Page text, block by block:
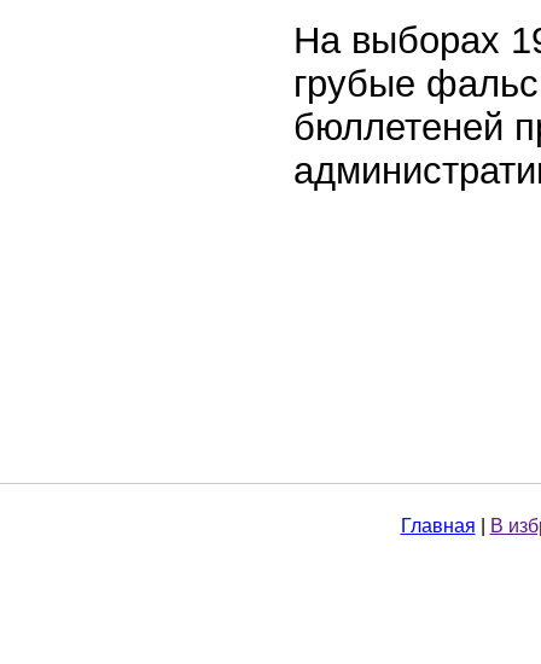
На выборах
грубые
бюллетеней
Главная В